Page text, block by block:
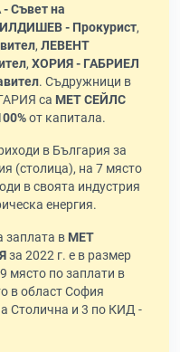
Съвет на
- Прокурист,
, ЛЕВЕНТ
, ХОРИЯ - ГАБРИЕЛ
. Съдружници в
са МЕТ СЕЙЛС
от капитала.
в България за
(столица), на 7 място
в своята индустрия
енергия.
заплата в МЕТ
за 2022 г. е в размер
място по заплати в
в област София
Столична и 3 по КИД -